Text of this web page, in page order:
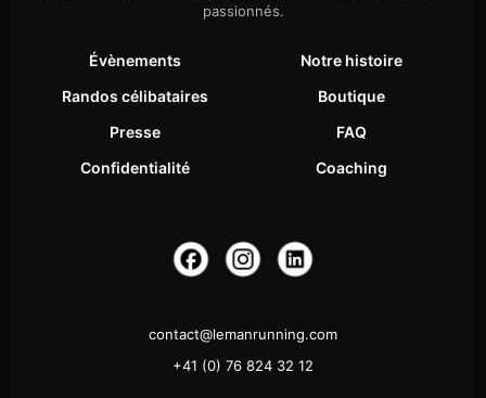
passionnés.
Évènements
Notre histoire
Randos célibataires
Boutique
Presse
FAQ
Confidentialité
Coaching
contact@lemanrunning.com
+41 (0) 76 824 32 12